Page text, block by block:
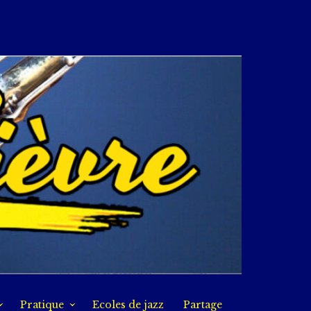
Pratique Ecoles de jazz Partage